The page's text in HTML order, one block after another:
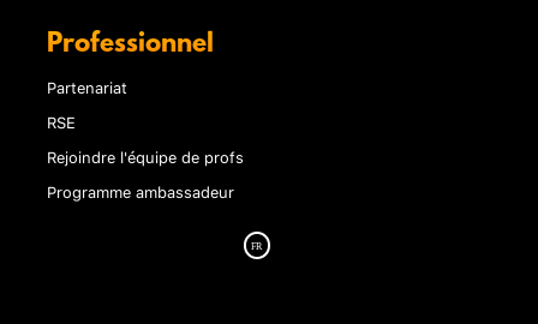
Professionnel
Partenariat
RSE
Rejoindre l'équipe de profs
Programme ambassadeur